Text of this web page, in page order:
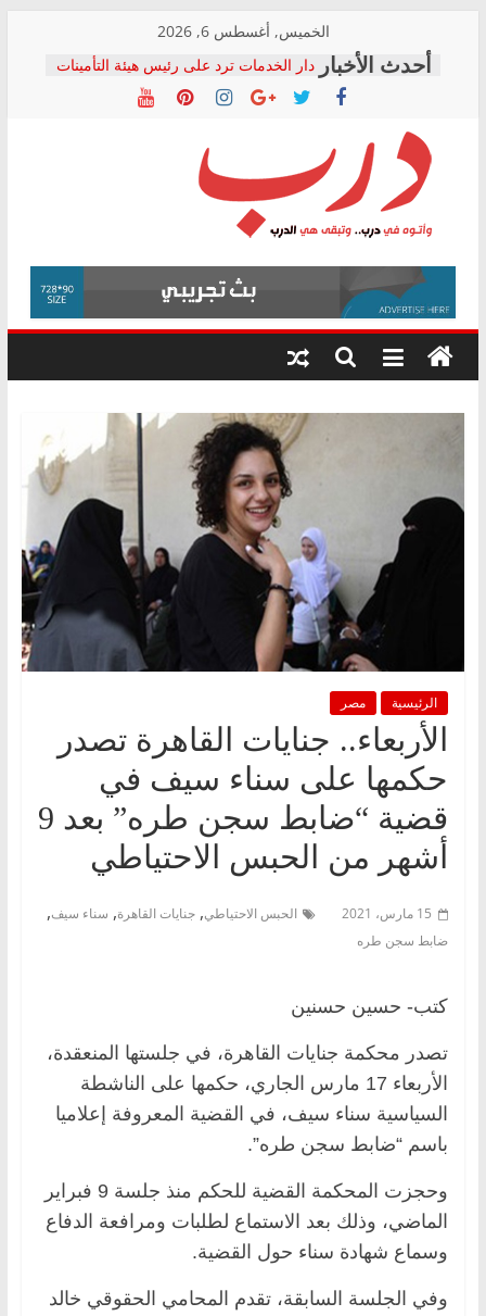
content
الخميس, أغسطس 6, 2026
دار الخدمات ترد على رئيس هيئة التأمينات
بعد مؤتمره الصحفي: إنكار الأزمة لا ينهي
معاناة أصحاب المعاشات.. ونطالب بكشف
فرحات سليمان يكتب: القطاع الصحي إلى
أين؟
حزب التحالف الشعبي يطلق لجنة “الحق
في الصحة” بالإسكندرية لرصد الانتهاكات
ودعم المرضى
الوزاري لمدينة الصحفيين.. وانتهاء أعمال
إنشاء المبنى الإداري
المجلس القومي لحقوق الإنسان يعلن
متابعة قضية الدكتور محمد زهران.. ويؤكد:
قرينة البراءة وضمانات المحاكمة العادلة
درب
وأتوه
درب..
وتبقى
هي
الرئيسية مصر
الأربعاء.. جنايات القاهرة تصدر
حكمها على سناء سيف في
قضية “ضابط سجن طره” بعد 9
أشهر من الحبس الاحتياطي
15 مارس، 2021 الحبس الاحتياطي, جنايات القاهرة, سناء سيف,
ضابط سجن طره
كتب- حسين حسنين
تصدر محكمة جنايات القاهرة، في جلستها المنعقدة،
الأربعاء 17 مارس الجاري، حكمها على الناشطة
السياسية سناء سيف، في القضية المعروفة إعلاميا
باسم “ضابط سجن طره”.
وحجزت المحكمة القضية للحكم منذ جلسة 9 فبراير
الماضي، وذلك بعد الاستماع لطلبات ومرافعة الدفاع
وسماع شهادة سناء حول القضية.
وفي الجلسة السابقة، تقدم المحامي الحقوقي خالد